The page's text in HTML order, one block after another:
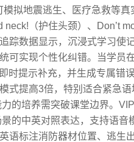
模拟地震逃生、医疗急救等
neck!（护住头颈）、Don’t
踪数据显示，沉浸式学习使
可实现个性化纠错。当学员
时提示补充，并生成专属错
式提高3倍，特别适合紧急
的培养需突破课堂边界。
的中英对照表达，支持语
语标注消防器材位置、逃生